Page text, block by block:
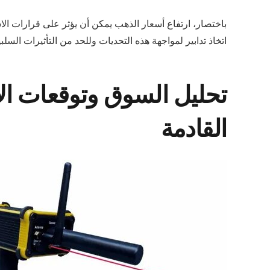
باختصار، ارتفاع أسعار الذهب يمكن أن يؤثر على قرارات
اتخاذ تدابير لمواجهة هذه التحديات وللحد من التأثيرات
تحليل السوق وتوقعات
القادمة